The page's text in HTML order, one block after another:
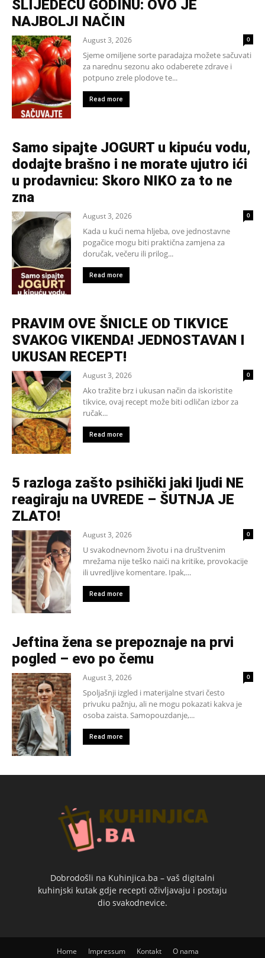
SLIJEDEĆU GODINU: OVO JE
NAJBOLJI NAČIN
August 3, 2026 0
Sjeme omiljene sorte paradajza možete sačuvati
za narednu sezonu ako odaberete zdrave i
potpuno zrele plodove te...
Read more
Samo sipajte JOGURT u kipuću vodu,
dodajte brašno i ne morate ujutro ići
u prodavnicu: Skoro NIKO za to ne
zna
August 3, 2026 0
Kada u kući nema hljeba, ove jednostavne
pogačice mogu biti praktična zamjena za
doručak, večeru ili prilog...
Read more
PRAVIM OVE ŠNICLE OD TIKVICE
SVAKOG VIKENDA! JEDNOSTAVAN I
UKUSAN RECEPT!
August 3, 2026 0
Ako tražite brz i ukusan način da iskoristite
tikvice, ovaj recept može biti odličan izbor za
ručak...
Read more
5 razloga zašto psihički jaki ljudi NE
reagiraju na UVREDE – ŠUTNJA JE
ZLATO!
August 3, 2026 0
U svakodnevnom životu i na društvenim
mrežama nije teško naići na kritike, provokacije
ili uvredljive komentare. Ipak,...
Read more
Jeftina žena se prepoznaje na prvi
pogled – evo po čemu
August 3, 2026 0
Spoljašnji izgled i materijalne stvari često
privuku pažnju, ali ne mogu pokazati kakva je
osoba zaista. Samopouzdanje,...
Read more
Dobrodošli na Kuhinjica.ba – vaš digitalni
kuhinjski kutak gdje recepti oživljavaju i postaju
dio svakodnevice.
Home Impressum Kontakt O nama